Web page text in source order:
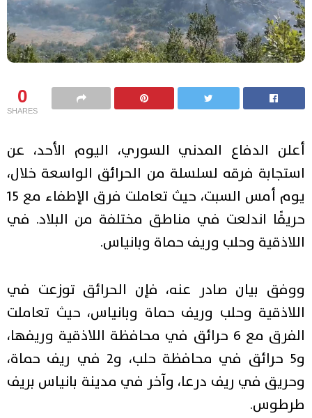
0
SHARES
أعلن الدفاع المدني السوري، اليوم الأحد، عن
استجابة فرقه لسلسلة من الحرائق الواسعة خلال،
يوم أمس السبت، حيث تعاملت فرق الإطفاء مع 15
حريقًا اندلعت في مناطق مختلفة من البلاد. في
اللاذقية وحلب وريف حماة وبانياس.
ووفق بيان صادر عنه، فإن الحرائق توزعت في
اللاذقية وحلب وريف حماة وبانياس، حيث تعاملت
الفرق مع 6 حرائق في محافظة اللاذقية وريفها،
و5 حرائق في محافظة حلب، و2 في ريف حماة،
وحريق في ريف درعا، وآخر في مدينة بانياس بريف
طرطوس.